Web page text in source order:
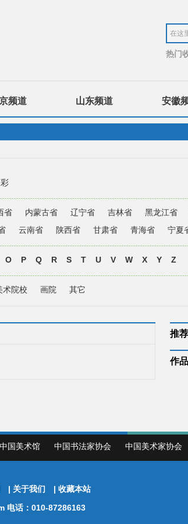
热门
频道 山东频道 安徽
省 内蒙古省 辽宁省 吉林省 黑龙江省
云南省 陕西省 甘肃省 青海省 宁夏
O P Q R S T U V W X Y Z
术院校 画院 其它
推
作
中国美术馆 中国书法家协会 中国美术家协会
| 关于我们 | 收藏本站
电话：010-87286163